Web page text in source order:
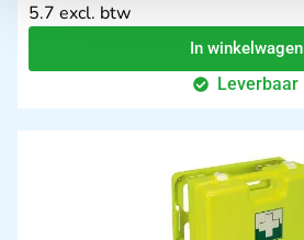
5.7 excl. btw
In winkelwagen
Leverbaar